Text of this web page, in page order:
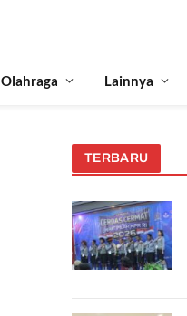
Olahraga Lainnya
TERBARU